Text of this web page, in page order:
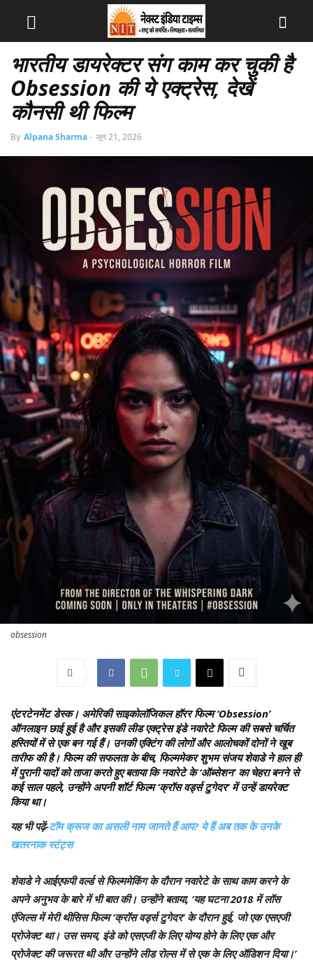
भारतीय डायरेक्टर संग काम कर चुकी है
Obsession की ये एक्ट्रेस, देखें
कौनसी थी फिल्म
By Alpana Sharma- जून 21, 2026
obsession
एंटरटेनमेंट डेस्क। अमेरिकी साइकोलॉजिकल हॉरर फिल्म ‘Obsession’
ऑनलाइन छाई हुई है और इसकी लीड एक्ट्रेस इंडे नवारेटे फिल्म की सबसे चर्चित
हस्तियों में से एक बन गई हैं। उनकी एक्टिंग की लोगों और आलोचकों दोनों ने खूब
तारीफ की है। फिल्म की सफलता के बीच, फिल्ममेकर शुभम संजय शेवाडे ने हाल ही
में पुरानी यादों को ताजा करते हुए बताया कि नवारेटे के ‘ऑब्सेशन’ का चेहरा बनने से
कई साल पहले, उन्होंने अपनी शॉर्ट फिल्म ‘क्रॉस वर्ड्स टुगेदर’ में उन्हें डायरेक्ट
किया था।
यह भी पढ़ें-टॉम क्रूज का असली नाम जानते हैं आप? ये हैं अब तक के उनके
खतरनाक स्टंट्स
शेवाडे ने आईएफपी वर्ल्ड से फिल्ममेकिंग के दौरान नवारेटे के साथ काम करने के
अपने अनुभव के बारे में भी बात की। उन्होंने बताया, ‘यह घटना 2018 में लॉस
एंजिल्स में मेरी थीसिस फिल्म ‘क्रॉस वर्ड्स टुगेदर’ के दौरान हुई, जो एक एसएजी
प्रोजेक्ट था। उस समय, इंडे को एसएजी के लिए योग्य होने के लिए एक और
प्रोजेक्ट की जरूरत थी और उन्होंने लीड रोल्स में से एक के लिए ऑडिशन दिया।’